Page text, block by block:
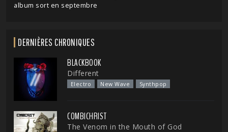
album sort en septembre
DERNIÈRES CHRONIQUES
BLACKBOOK
Different
Electro New Wave Synthpop
COMBICHRIST
The Venom in the Mouth of God